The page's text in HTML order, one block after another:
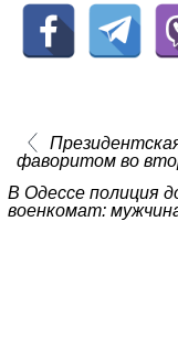
фаворитом во
В Одессе полиция
военкомат: